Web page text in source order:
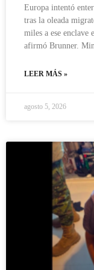
Europa intentó
tras la oleada
miles a ese enclave
afirmó Brunner.
LEER MÁS »
agosto 5, 2026